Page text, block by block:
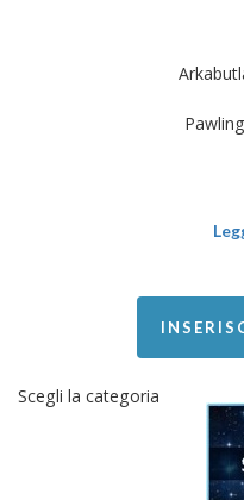
Pawling
Scegli la categoria